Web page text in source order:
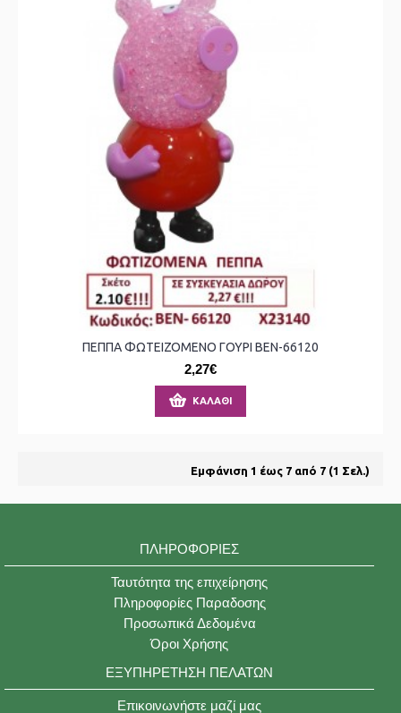
ΠΕΠΠΑ ΦΩΤΕΙΖΟΜΕΝΟ ΓΟΥΡΙ ΒΕΝ-66120
2,27€
ΚΑΛΆΘΙ
Εμφάνιση 1 έως 7 από 7 (1 Σελ.)
ΠΛΗΡΟΦΟΡΊΕΣ
Ταυτότητα της επιχείρησης
Πληροφορίες Παραδοσης
Προσωπικά Δεδομένα
Όροι Χρήσης
ΕΞΥΠΗΡΈΤΗΣΗ ΠΕΛΑΤΏΝ
Επικοινωνήστε μαζί μας